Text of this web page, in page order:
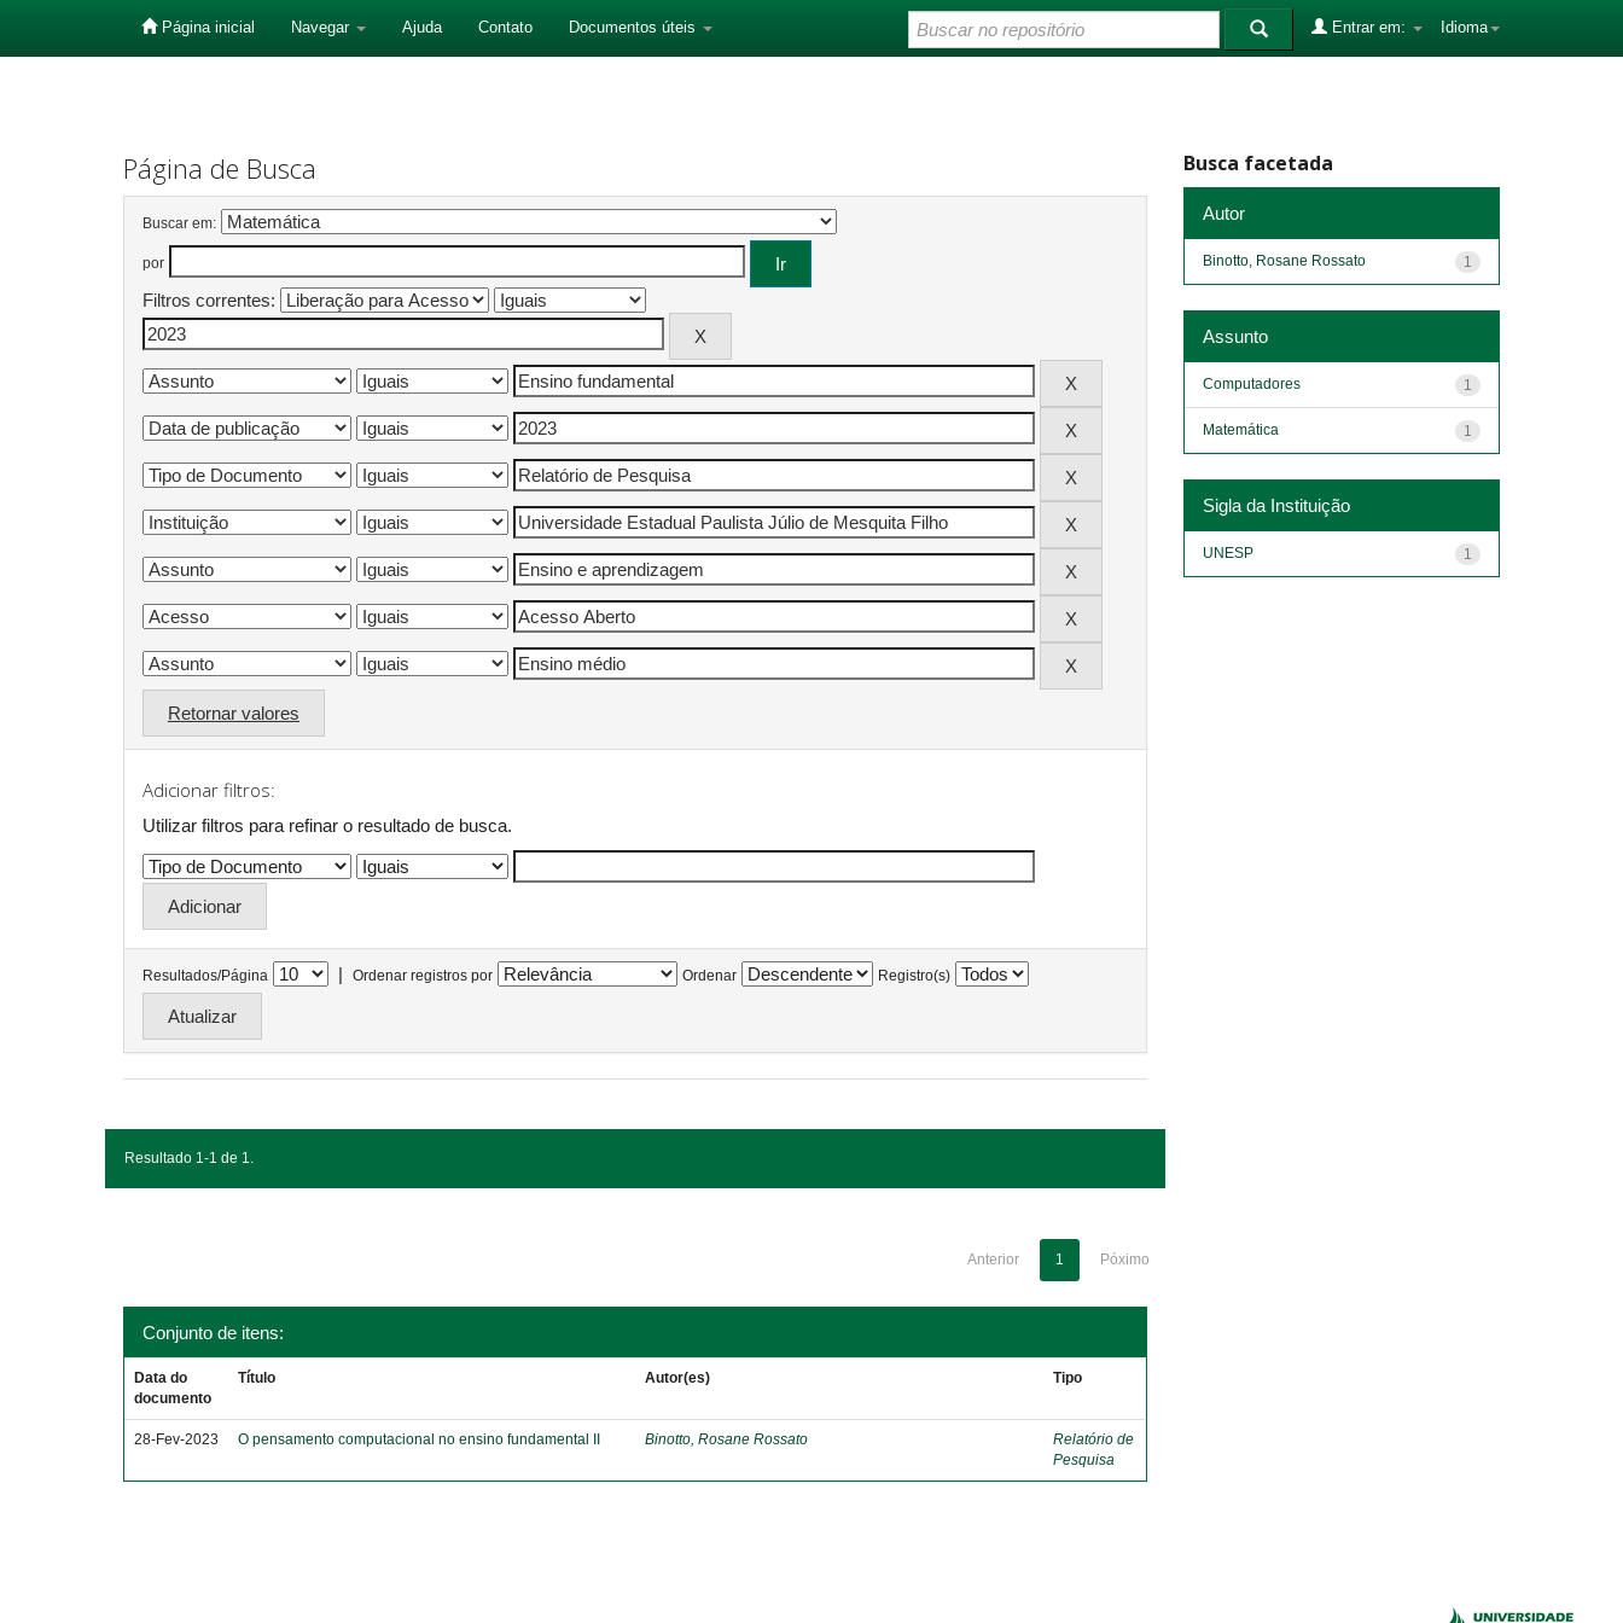
Página inicial Navegar Ajuda Contato Documentos úteis Idioma
Entrar em:
Página de Busca
Buscar em:
por
Filtros correntes:
Retornar valores
Adicionar filtros:
Utilizar filtros para refinar o resultado de busca.
Resultados/Página | Ordenar registros por Ordenar Registro(s)
Resultado 1-1 de 1.
Anterior 1 Póximo
Conjunto de itens:
Data do
documento
Título Autor(es) Tipo
28-Fev-2023 O pensamento computacional no ensino fundamental II Binotto, Rosane Rossato
Relatório de
Pesquisa
Busca facetada
Autor
1
Binotto, Rosane Rossato
Assunto
1
Computadores
1
Matemática
Sigla da Instituição
1
UNESP